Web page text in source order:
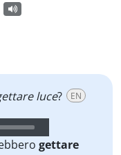
luce? EN
gettare